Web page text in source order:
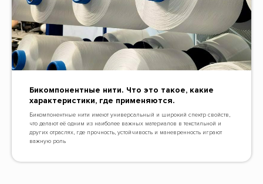
Бикомпонентные нити. Что это такое, какие
характеристики, где применяются.
Бикомпонентные нити имеют универсальный и широкий спектр свойств,
что делают её одним из наиболее важных материалов в текстильной и
других отраслях, где прочность, устойчивость и маневренность играют
важную роль